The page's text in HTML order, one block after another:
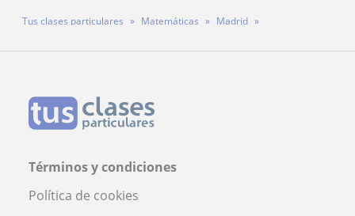
Tus clases particulares Matemáticas
Madrid
Términos y condiciones
Política de cookies